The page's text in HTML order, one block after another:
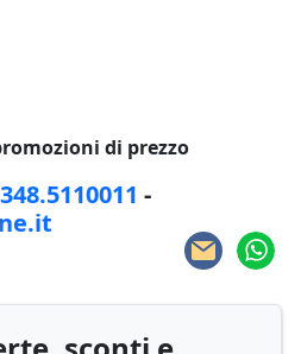
di prezzo
-